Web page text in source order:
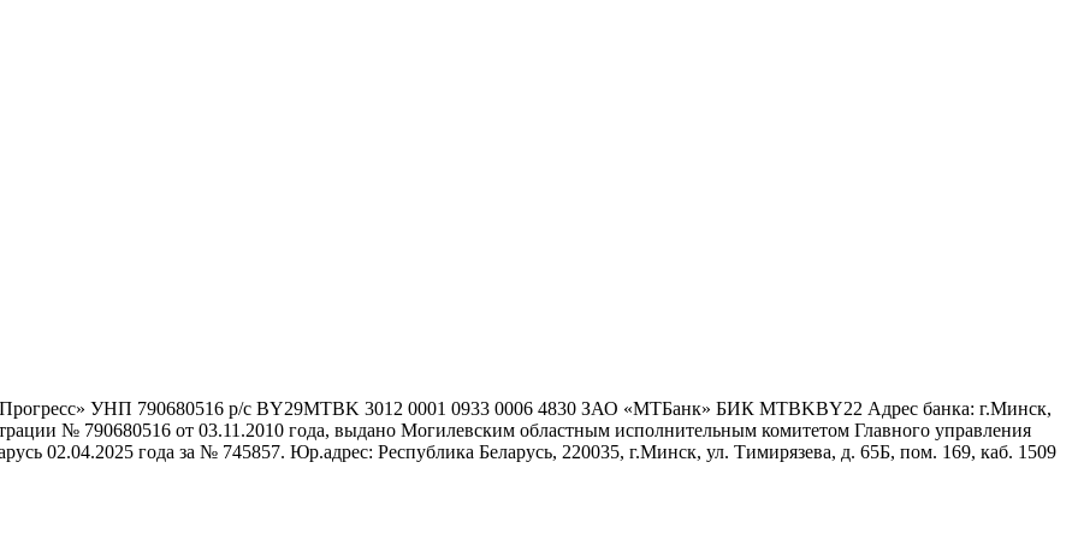
УНП 790680516 р/с BY29MTBK 3012 0001 0933 0006 4830 ЗАО «МТБанк» БИК MTBKBY22 Адрес банка: г.Минск,
№ 790680516 от 03.11.2010 года, выдано Могилевским областным исполнительным комитетом Главного управления
02.04.2025 года за № 745857. Юр.адрес: Республика Беларусь, 220035, г.Минск, ул. Тимирязева, д. 65Б, пом. 169, каб. 1509